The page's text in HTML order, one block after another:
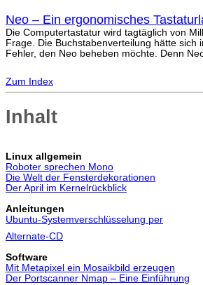
Neo – Ein ergonomisches
Die Computertastatur wird tagtäglich von
Frage. Die Buchstabenverteilung hätte
Fehler, den Neo beheben möchte. Denn
Zum Index
Inhalt
Linux allgemein
Roboter sprechen Mono
Die Welt der Fensterdekorationen
Der April im Kernelrückblick
Anleitungen
Ubuntu-Systemverschlüsselung per
Alternate-CD
Software
Mit Metapixel ein Mosaikbild erzeugen
Der Portscanner Nmap – Eine Einführung